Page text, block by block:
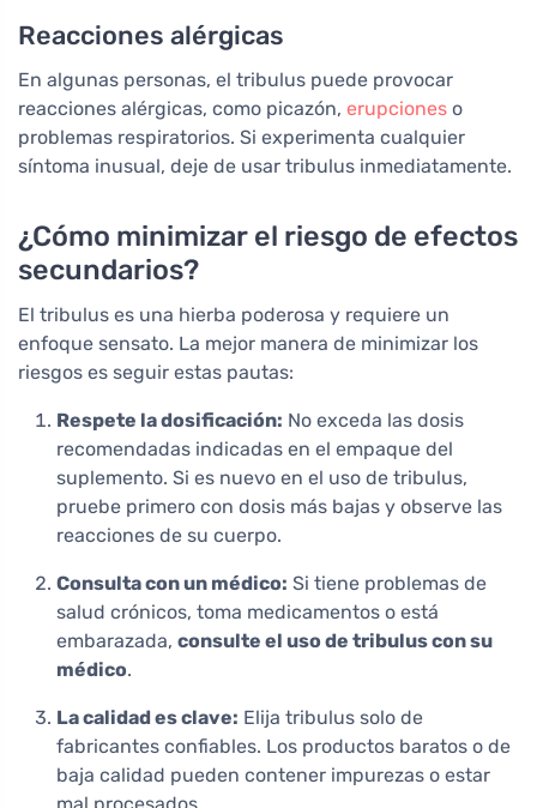
Reacciones alérgicas
En algunas personas, el tribulus puede provocar
reacciones alérgicas, como picazón, erupciones o
problemas respiratorios. Si experimenta cualquier
síntoma inusual, deje de usar tribulus inmediatamente.
¿Cómo minimizar el riesgo de efectos
secundarios?
El tribulus es una hierba poderosa y requiere un
enfoque sensato. La mejor manera de minimizar los
riesgos es seguir estas pautas:
Respete la dosificación: No exceda las dosis
recomendadas indicadas en el empaque del
suplemento. Si es nuevo en el uso de tribulus,
pruebe primero con dosis más bajas y observe las
reacciones de su cuerpo.
Consulta con un médico: Si tiene problemas de
salud crónicos, toma medicamentos o está
embarazada, consulte el uso de tribulus con su
médico.
La calidad es clave: Elija tribulus solo de
fabricantes confiables. Los productos baratos o de
baja calidad pueden contener impurezas o estar